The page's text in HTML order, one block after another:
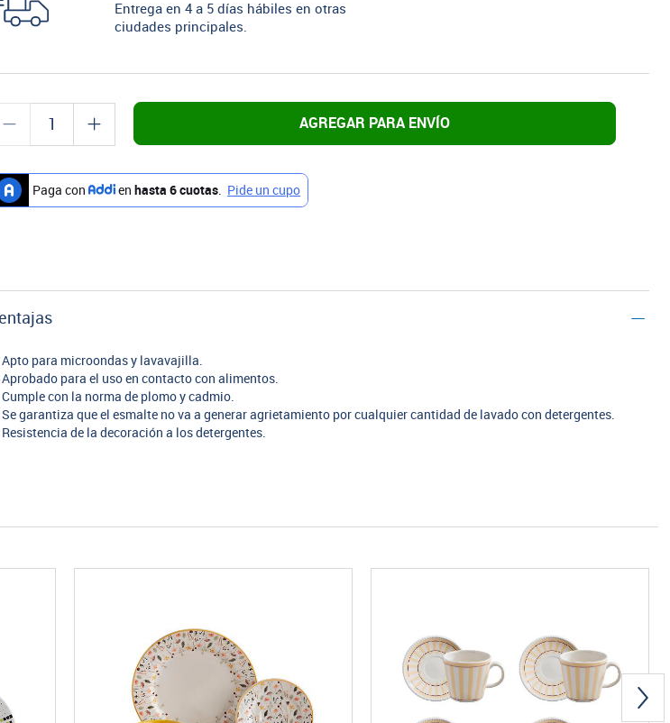
Entrega en 4 a 5 días hábiles en otras
ciudades principales.
AGREGAR PARA ENVÍO
Apto para microondas y lavavajilla.
Aprobado para el uso en contacto con alimentos.
Cumple con la norma de plomo y cadmio.
Se garantiza que el esmalte no va a generar agrietamiento por cualquier cantidad de lavado con detergentes.
Resistencia de la decoración a los detergentes.